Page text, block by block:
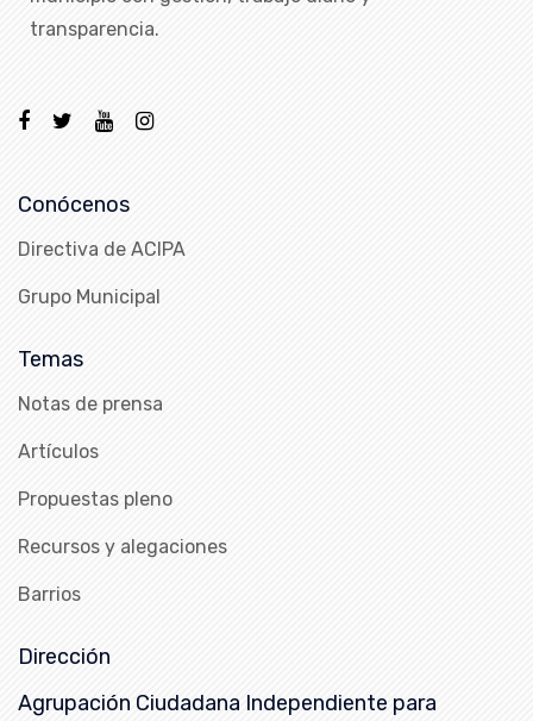
transparencia.
Conócenos
Directiva de ACIPA
Grupo Municipal
Temas
Notas de prensa
Artículos
Propuestas pleno
Recursos y alegaciones
Barrios
Dirección
Agrupación Ciudadana Independiente para